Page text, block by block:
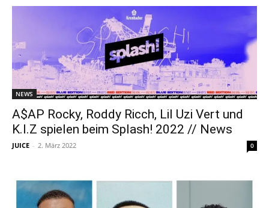
NEWS
A$AP Rocky, Roddy Ricch, Lil Uzi Vert und
K.I.Z spielen beim Splash! 2022 // News
JUICE - 2. März 2022 0